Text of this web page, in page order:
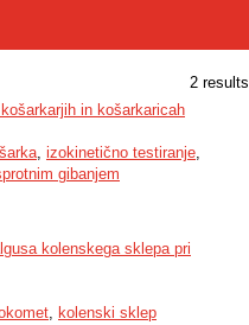
2 results
in košarkaricah
, izokinetično testiranje,
gibanjem
kolenskega sklepa pri
, kolenski sklep